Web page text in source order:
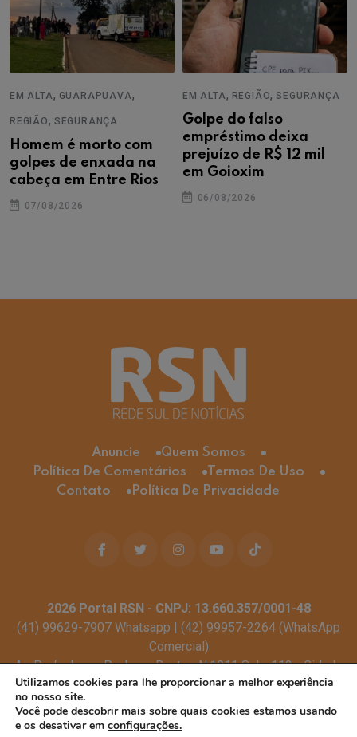
EM ALTA, GUARAPUAVA,
REGIÃO, SEGURANÇA
Homem é morto com
golpes de enxada na
cabeça em Entre Rios
07/08/2026
EM ALTA, REGIÃO,SEGURANÇA
Golpe do falso
empréstimo deixa
prejuízo de R$ 12 mil
em Goioxim
06/08/2026
Anuncie
Quem Somos
Política De Comentários
Termos De Uso
Contato
Política De Privacidade
2026Portal RSN - CNPJ: 13.660.357/0001-48
(41) 99629-7907 Whatsapp | (42) 99957-2264 (WhatsApp
Comercial)
Av. Profa. Laura Pacheco Bastos N:1011 Sala: 112 - Cidade
dos Lagos, Guarapuava - PR, 85053-525
© Todos os direitos reservados
Utilizamos cookies para lhe proporcionar a melhor experiência
no nosso site.
Você pode descobrir mais sobre quais cookies estamos usando
e os desativar em configurações.